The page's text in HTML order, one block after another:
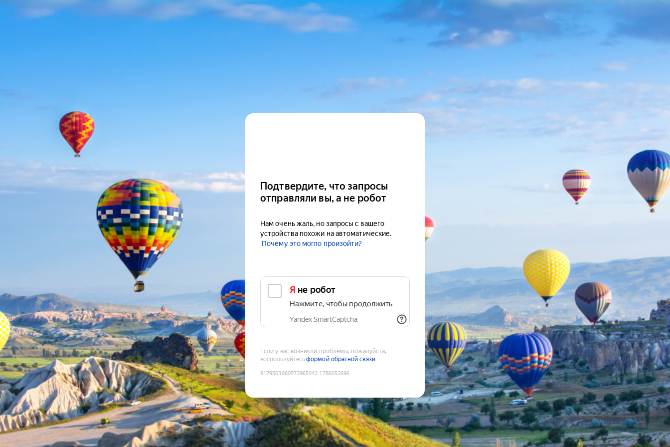
Подтвердите, что запросы
отправляли вы, а не робот
Нам очень жаль, но запросы с вашего
устройства похожи на автоматические.
Почему это могло произойти?
Я не робот
Нажмите, чтобы продолжить
Yandex SmartCaptcha
Если у вас возникли проблемы, пожалуйста,
воспользуйтесьформой обратной связи
9179503060573965042:1786052696